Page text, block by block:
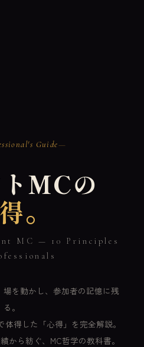
Guide
MCの
。
MC — 10 Principles
を動かし、参加者の記憶に残
る。
体得した「心得」を完全解説。
から紡ぐ、MC哲学の教科書。